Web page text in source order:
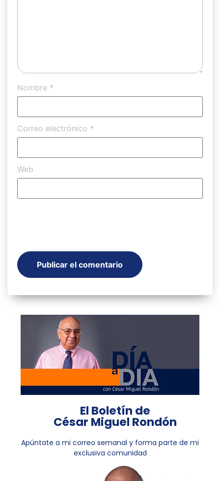
Nombre *
Correo electrónico *
Web
El Boletín de
César Miguel Rondón
Apúntate a mi correo semanal y forma parte de mi
exclusiva comunidad